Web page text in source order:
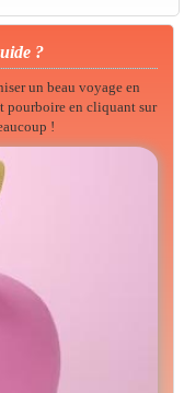
?
un beau voyage en
pourboire en cliquant sur
!